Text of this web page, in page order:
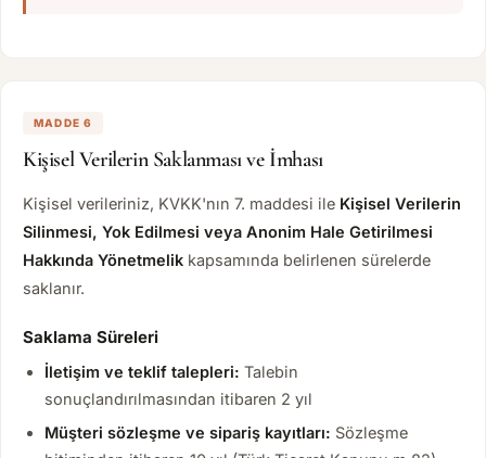
MADDE 6
Kişisel Verilerin Saklanması ve İmhası
Kişisel verileriniz, KVKK'nın 7. maddesi ile Kişisel Verilerin
Silinmesi, Yok Edilmesi veya Anonim Hale Getirilmesi
Hakkında Yönetmelik kapsamında belirlenen sürelerde
saklanır.
Saklama Süreleri
İletişim ve teklif talepleri: Talebin
sonuçlandırılmasından itibaren 2 yıl
Müşteri sözleşme ve sipariş kayıtları: Sözleşme